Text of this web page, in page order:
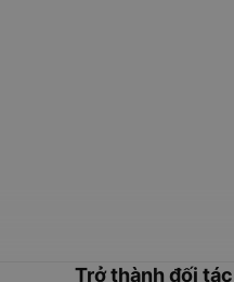
Trở thành đối tác